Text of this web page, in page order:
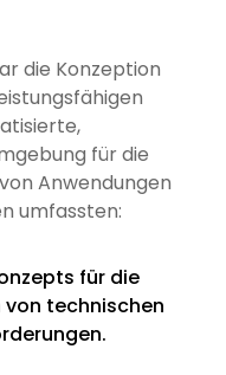
die Konzeption
für die
Anwendungen
umfassten:
für die
von technischen